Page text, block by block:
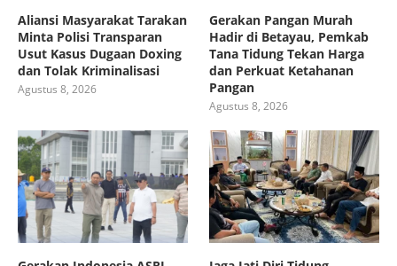
Aliansi Masyarakat Tarakan
Minta Polisi Transparan
Usut Kasus Dugaan Doxing
dan Tolak Kriminalisasi
Agustus 8, 2026
Gerakan Pangan Murah
Hadir di Betayau, Pemkab
Tana Tidung Tekan Harga
dan Perkuat Ketahanan
Pangan
Agustus 8, 2026